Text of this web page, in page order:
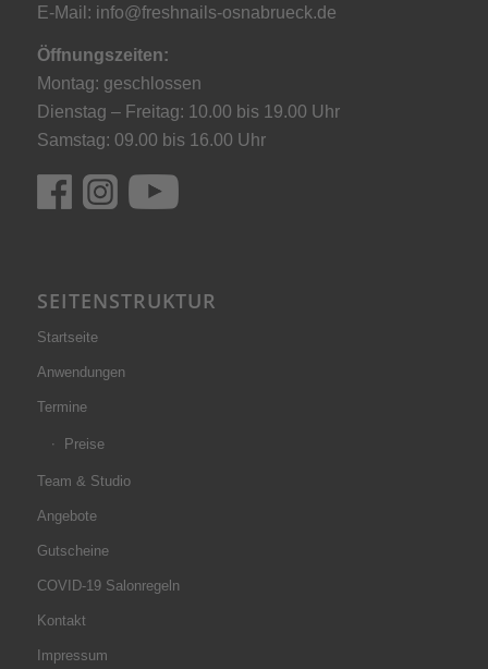
E-Mail: info@freshnails-osnabrueck.de
Öffnungszeiten:
Montag: geschlossen
Dienstag – Freitag: 10.00 bis 19.00 Uhr
Samstag: 09.00 bis 16.00 Uhr
SEITENSTRUKTUR
Startseite
Anwendungen
Termine
Preise
Team & Studio
Angebote
Gutscheine
COVID-19 Salonregeln
Kontakt
Impressum